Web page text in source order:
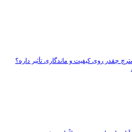
چقدر روی کیفیت و ماندگاری تأثیر داره؟